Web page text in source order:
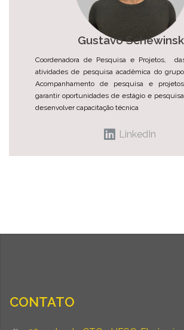
Gustavo
Coordenadora de Pesquisa e Projetos,
atividades de pesquisa acadêmica do
Acompanhamento de pesquisa e
garantir oportunidades de estágio e
desenvolver capacitação técnica
LinkedIn
CONTATO